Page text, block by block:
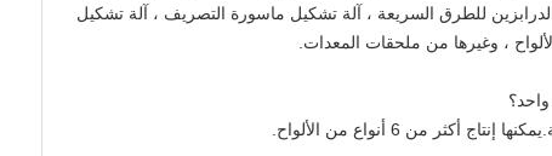
الدرابزين للطرق السريعة ، آلة تشكيل ماسورة التصريف ، آلة تشكيل
، وغيرها من ملحقات المعدات.
من 6 أنواع من الألواح.